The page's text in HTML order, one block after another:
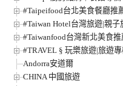
#Taipeifood台北美食餐廳推
#Taiwan Hotel台灣旅遊|親子
#Taiwanfood台灣新北美食推
#TRAVEL § 玩樂旅遊|旅遊專
Andorra安道爾
CHINA 中國旅遊